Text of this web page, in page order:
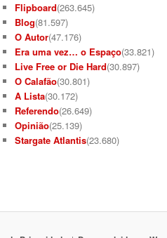
Flipboard(263.645)
Blog(81.597)
O Autor(47.176)
Era uma vez… o Espaço(33.821)
Live Free or Die Hard(30.897)
O Calafão(30.801)
A Lista(30.172)
Referendo(26.649)
Opinião(25.139)
Stargate Atlantis(23.680)